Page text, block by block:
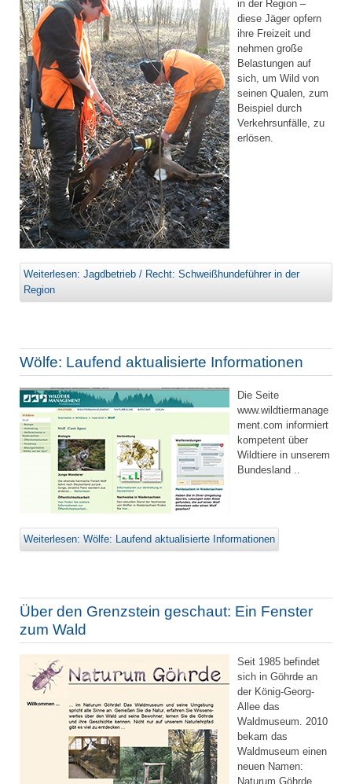
in der Region –
diese Jäger opfern
ihre Freizeit und
nehmen große
Belastungen auf
sich, um Wild von
seinen Qualen, zum
Beispiel durch
Verkehrsunfälle, zu
erlösen.
Weiterlesen: Jagdbetrieb / Recht: Schweißhundeführer in der
Region
Wölfe: Laufend aktualisierte Informationen
Die Seite
www.wildtiermanage
ment.com informiert
kompetent über
Wildtiere in unserem
Bundesland ..
Weiterlesen: Wölfe: Laufend aktualisierte Informationen
Über den Grenzstein geschaut: Ein Fenster
zum Wald
Seit 1985 befindet
sich in Göhrde an
der König-Georg-
Allee das
Waldmuseum. 2010
bekam das
Waldmuseum einen
neuen Namen:
Naturum Göhrde.